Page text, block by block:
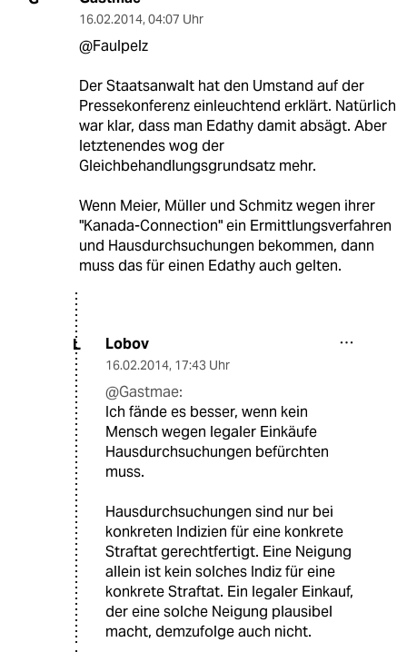
16.02.2014, 04:07 Uhr
@Faulpelz
Der Staatsanwalt hat den Umstand auf der
Pressekonferenz einleuchtend erklärt. Natürlich
war klar, dass man Edathy damit absägt. Aber
letztenendes wog der
Gleichbehandlungsgrundsatz mehr.
Wenn Meier, Müller und Schmitz wegen ihrer
"Kanada-Connection" ein Ermittlungsverfahren
und Hausdurchsuchungen bekommen, dann
muss das für einen Edathy auch gelten.
L Lobov
16.02.2014, 17:43 Uhr
@Gastmae:
Ich fände es besser, wenn kein
Mensch wegen legaler Einkäufe
Hausdurchsuchungen befürchten
muss.
Hausdurchsuchungen sind nur bei
konkreten Indizien für eine konkrete
Straftat gerechtfertigt. Eine Neigung
allein ist kein solches Indiz für eine
konkrete Straftat. Ein legaler Einkauf,
der eine solche Neigung plausibel
macht, demzufolge auch nicht.